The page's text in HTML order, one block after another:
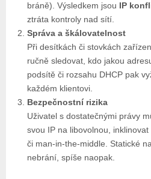
bráně). Výsledkem jsou IP
ztráta kontroly nad sítí.
Správa a škálovatelnost
Při desítkách či stovkách
ručně sledovat, kdo jakou
podsítě či rozsahu DHCP pak
každém klientovi.
Bezpečnostní rizika
Uživatel s dostatečnými právy
svou IP na libovolnou,
či man-in-the‑middle. Statické
nebrání, spíše naopak.